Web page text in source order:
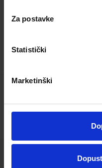
Za postavke
Statistički
Marketinški
uključujući pacijente